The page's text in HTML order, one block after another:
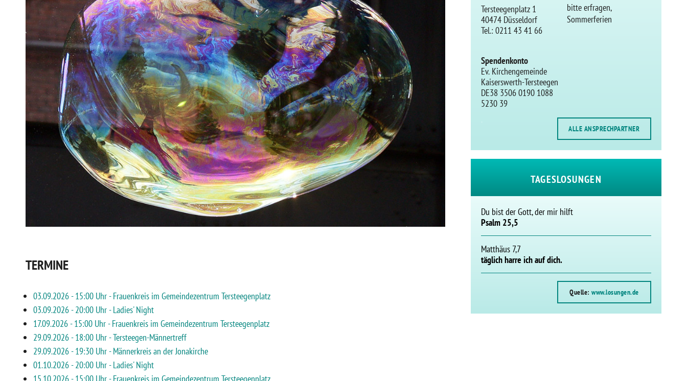
TERMINE
03.09.2026 - 15:00 Uhr - Frauenkreis im Gemeindezentrum Tersteegenplatz
03.09.2026 - 20:00 Uhr - Ladies' Night
17.09.2026 - 15:00 Uhr - Frauenkreis im Gemeindezentrum Tersteegenplatz
29.09.2026 - 18:00 Uhr - Tersteegen-Männertreff
29.09.2026 - 19:30 Uhr - Männerkreis an der Jonakirche
01.10.2026 - 20:00 Uhr - Ladies' Night
Tersteegenplatz 1
40474 Düsseldorf
Tel.: 0211 43 41 66
bitte erfragen,
Sommerferien
Spendenkonto
Ev. Kirchengemeinde
Kaiserswerth-Tersteegen
DE38 3506 0190 1088
5230 39
.
ALLE ANSPRECHPARTNER
TAGESLOSUNGEN
Du bist der Gott, der mir hilft
Psalm 25,5
Matthäus 7,7
täglich harre ich auf dich.
Quelle: www.losungen.de